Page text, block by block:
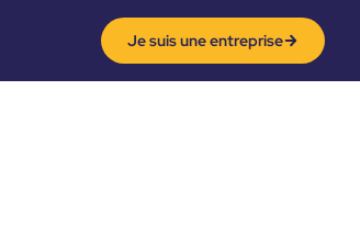
Je suis une entreprise